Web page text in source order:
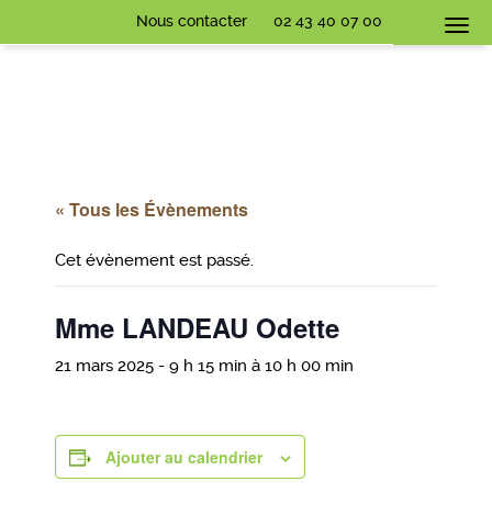
Nous contacter 02 43 40 07 00
« Tous les Évènements
Cet évènement est passé.
Mme LANDEAU Odette
21 mars 2025 - 9 h 15 min à 10 h 00 min
Ajouter au calendrier